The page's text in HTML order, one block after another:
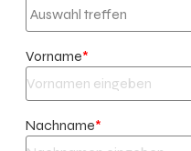
Vorname*
Nachname*